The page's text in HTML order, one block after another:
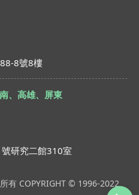
8號8樓
、高雄、屏東
研究二館310室
有 COPYRIGHT © 1996-2022